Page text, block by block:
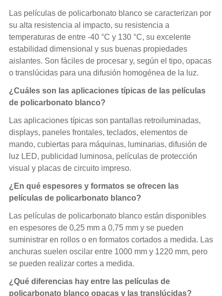
Las películas de policarbonato blanco se caracterizan por
su alta resistencia al impacto, su resistencia a
temperaturas de entre -40 °C y 130 °C, su excelente
estabilidad dimensional y sus buenas propiedades
aislantes. Son fáciles de procesar y, según el tipo, opacas
o translúcidas para una difusión homogénea de la luz.
¿Cuáles son las aplicaciones típicas de las películas
de policarbonato blanco?
Las aplicaciones típicas son pantallas retroiluminadas,
displays, paneles frontales, teclados, elementos de
mando, cubiertas para máquinas, luminarias, difusión de
luz LED, publicidad luminosa, películas de protección
visual y placas de circuito impreso.
¿En qué espesores y formatos se ofrecen las
películas de policarbonato blanco?
Las películas de policarbonato blanco están disponibles
en espesores de 0,25 mm a 0,75 mm y se pueden
suministrar en rollos o en formatos cortados a medida. Las
anchuras suelen oscilar entre 1000 mm y 1220 mm, pero
se pueden realizar cortes a medida.
¿Qué diferencias hay entre las películas de
policarbonato blanco opacas y las translúcidas?